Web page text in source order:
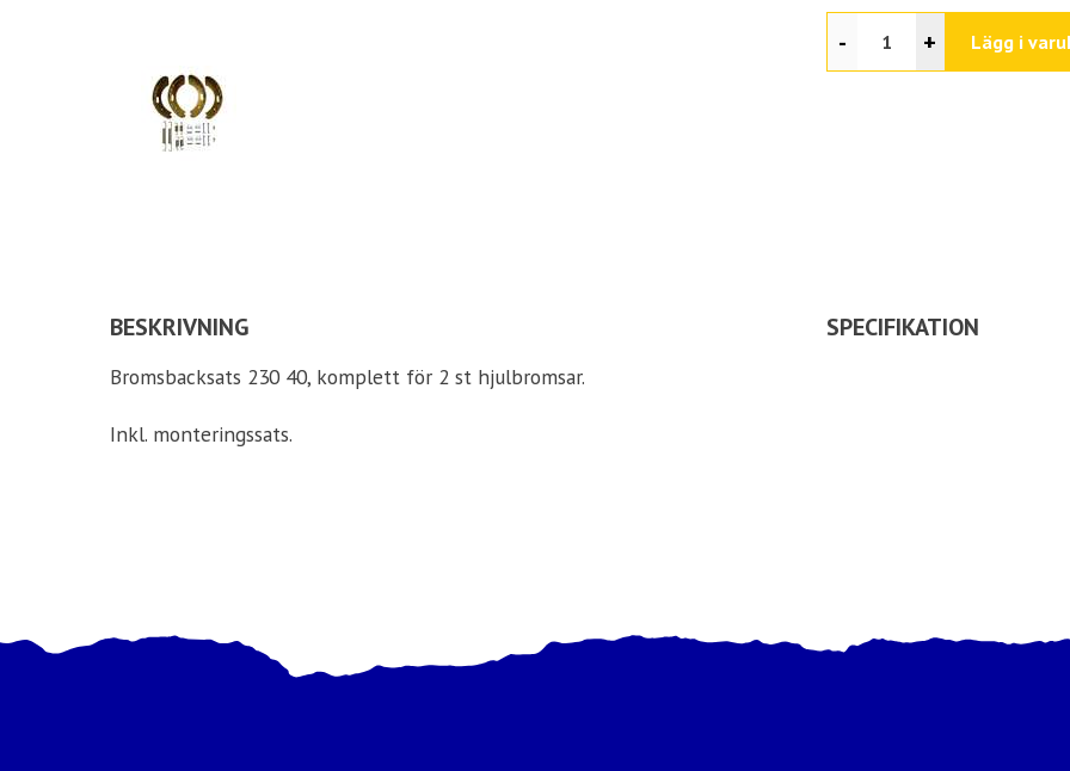
- + Lägg i
BESKRIVNING
Bromsbacksats 230 40, komplett för 2 st hjulbromsar.
Inkl. monteringssats.
SPECIFIKATION